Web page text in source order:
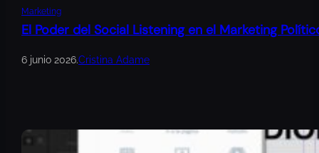
Marketing
El Poder del Social Listening en el Marketing
6 junio 2026.Cristina Adame